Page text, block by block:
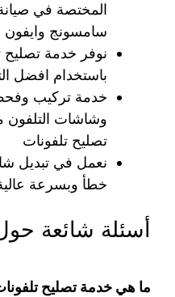
المختصة في
سامسونج وايفون
نوفر خدمة تصليح
باستخدام افضل
خدمة تركيب
وشاشات
تصليح تلفونات
نعمل في تبديل
خطأ وبسرعة
أسئلة شائعة
ما هي خدمة تصليح